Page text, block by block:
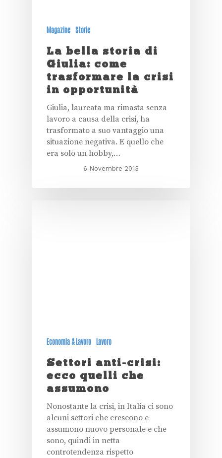
Magazine Storie
La bella storia di
Giulia: come
trasformare la crisi
in opportunità
Giulia, laureata ma rimasta senza
lavoro a causa della crisi, ha
trasformato a suo vantaggio una
situazione negativa. E quello che
era solo un hobby,…
6 Novembre 2013
Economia & Lavoro Lavoro
Settori anti-crisi:
ecco quelli che
assumono
Nonostante la crisi, in Italia ci sono
alcuni settori che crescono e
assumono nuovo personale e che
sono, quindi in netta
controtendenza rispetto